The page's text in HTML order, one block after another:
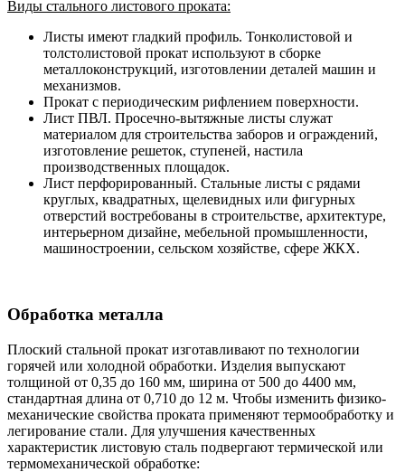
Виды стального листового проката:
Листы имеют гладкий профиль. Тонколистовой и
толстолистовой прокат используют в сборке
металлоконструкций, изготовлении деталей машин и
механизмов.
Прокат с периодическим рифлением поверхности.
Лист ПВЛ. Просечно-вытяжные листы служат
материалом для строительства заборов и ограждений,
изготовление решеток, ступеней, настила
производственных площадок.
Лист перфорированный. Стальные листы с рядами
круглых, квадратных, щелевидных или фигурных
отверстий востребованы в строительстве, архитектуре,
интерьерном дизайне, мебельной промышленности,
машиностроении, сельском хозяйстве, сфере ЖКХ.
Обработка металла
Плоский стальной прокат изготавливают по технологии
горячей или холодной обработки. Изделия выпускают
толщиной от 0,35 до 160 мм, ширина от 500 до 4400 мм,
стандартная длина от 0,710 до 12 м. Чтобы изменить физико-
механические свойства проката применяют термообработку и
легирование стали. Для улучшения качественных
характеристик листовую сталь подвергают термической или
термомеханической обработке: